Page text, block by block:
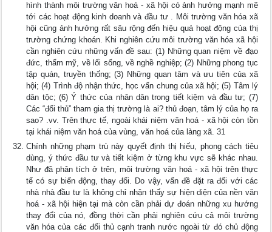
hình thành môi trường văn hoá - xã hội có ảnh hưởng mạnh mẽ
tới các hoạt động kinh doanh và đầu tư . Môi trường văn hóa xã
hội cũng ảnh hưởng rất sâu rộng đến hiệu quả hoạt động của thị
trường chứng khoán. Khi nghiên cứu môi trường văn hóa xã hội
cần nghiên cứu những vấn đề sau: (1) Những quan niệm về đạo
đức, thẩm mỹ, về lối sống, về nghề nghiệp; (2) Những phong tục
tập quán, truyền thống; (3) Những quan tâm và ưu tiên của xã
hội; (4) Trình độ nhận thức, học vấn chung của xã hội; (5) Tâm lý
dân tộc; (6) Ý thức của nhân dân trong tiết kiệm và đầu tư; (7)
Các “đối thủ” tham gia thị trường là ai? thủ đoạn, tâm lý của họ ra
sao? .vv. Trên thực tế, ngoài khái niệm văn hoá - xã hội còn tồn
tại khái niệm văn hoá của vùng, văn hoá của làng xã. 31
Chính những phạm trù này quyết định thị hiếu, phong cách tiêu
dùng, ý thức đầu tư và tiết kiệm ở từng khu vực sẽ khác nhau.
Như đã phân tích ở trên, môi trường văn hoá - xã hội trên thực
tế có sự biến động, thay đổi. Do vậy, vấn đề đặt ra đối với các
nhà nhà đầu tư là không chỉ nhận thấy sự hiện diện của nền văn
hoá - xã hội hiện tại mà còn cần phải dự đoán những xu hướng
thay đổi của nó, đồng thời cần phải nghiên cứu cả môi trường
văn hóa của các đối thủ cạnh tranh nước ngoài từ đó chủ động